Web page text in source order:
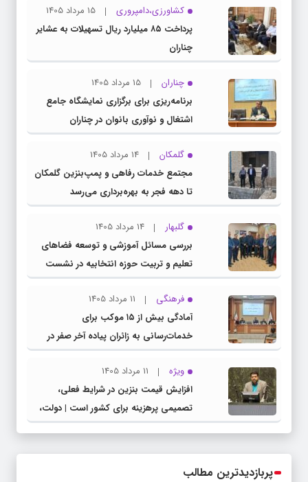
کشاورزی،دامپروری
15 مرداد 1405
پرداخت ۸۵ میلیارد ریال تسهیلات به عشایر
چناران
چناران
15 مرداد 1405
برنامه‌ریزی برای برگزاری نمایشگاه جامع
اشتغال و نوآوری بانوان در چناران
گلمکان
14 مرداد 1405
مجتمع خدمات رفاهی و پمپ‌بنزین گلمکان
تا دهه فجر به بهره‌برداری می‌رسد
گلبهار
14 مرداد 1405
بررسی مسائل آموزشی و توسعه فضاهای
تعلیم و تربیت حوزه انتخابیه در نشست
مشترک عضو کمیسیون آموزش مجلس با
مدیرکل آموزش و پرورش خراسان رضوی
فرهنگی
11 مرداد 1405
آمادگی بیش از ۱۵ موکب برای
خدمات‌رسانی به زائران پیاده آخر صفر در
شهرستان چناران
ویژه
11 مرداد 1405
افزایش قیمت بنزین در شرایط فعلی،
تصمیمی پرهزینه برای کشور است | دولت،
قاچاق سوخت و عوامل اصلی ناترازی را
پربازدیدترین مطالب